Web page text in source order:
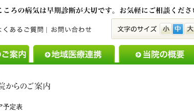
小 中
施設・設備のご案内 地域医療連携
予定表